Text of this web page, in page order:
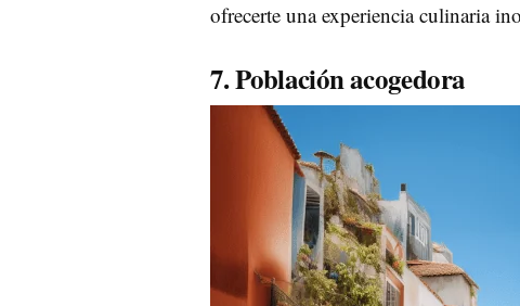
ofrecerte una experiencia culinaria
7. Población acogedora